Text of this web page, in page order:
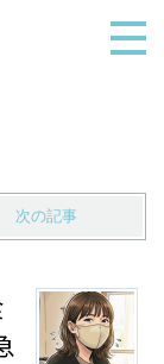
次の記事